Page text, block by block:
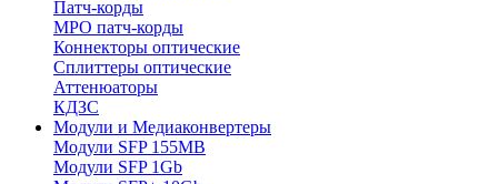
Патч-корды
MPO патч-корды
Коннекторы оптические
Сплиттеры оптические
Аттенюаторы
КДЗС
Модули и Медиаконвертеры
Модули SFP 155MB
Модули SFP 1Gb